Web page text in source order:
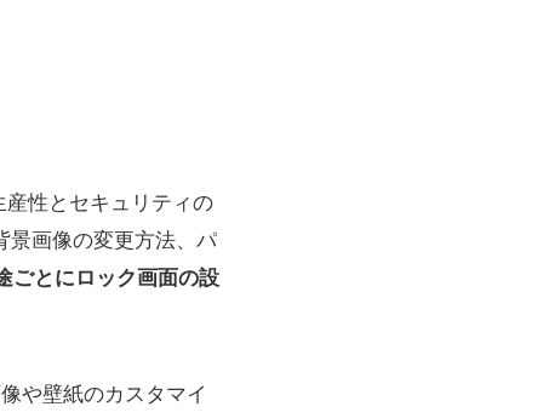
性とセキュリティの
景画像の変更方法、パ
ごとにロック画面の設
や壁紙のカスタマイ